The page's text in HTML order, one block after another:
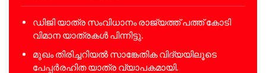
ഡിജി യാത്ര സംവിധാനം രാജ്യത്ത് പത്ത് കോടി
വിമാന യാത്രകൾ പിന്നിട്ടു.
മുഖം തിരിച്ചറിയൽ സാങ്കേതിക വിദ്യയിലൂടെ
പേപ്പർരഹിത യാത്ര വ്യാപകമായി.